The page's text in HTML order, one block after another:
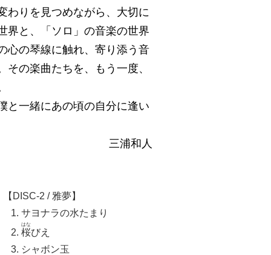
わりを見つめながら、大切に
界と、「ソロ」の音楽の世界
心の琴線に触れ、寄り添う音
の楽曲たちを、もう一度、
と一緒にあの頃の自分に逢い
三浦和人
【DISC-2 / 雅夢】
サヨナラの水たまり
桜
はな
びえ
シャボン玉